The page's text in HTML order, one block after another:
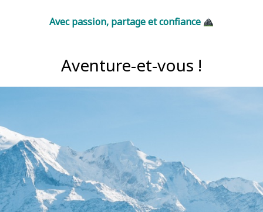
Avec passion, partage et confiance
Aventure-et-vous !